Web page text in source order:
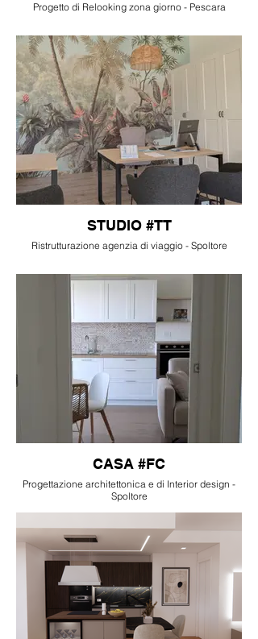
Progetto di Relooking zona giorno - Pescara
STUDIO #TT
Ristrutturazione agenzia di viaggio - Spoltore
CASA #FC
Progettazione architettonica e di Interior design -
Spoltore